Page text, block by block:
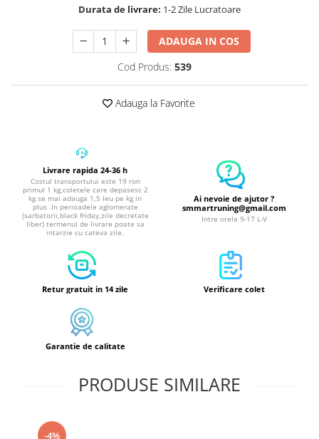
Polizoare&Flexuri
Rotopercutoare
Electrocasnice
Gard Electric
Hidrofoare
Casa Gradina Bricolaj
Jucarii Exterior
Aparat de Spalat
Corturi Pavilioane
Aparate De Sudura si Accesorii
Aparate de Sudura
Durata de livrare: 1-2 Zile Lucratoare
ADAUGA IN COS
Cod Produs: 539
Adauga la Favorite
Livrare rapida 24-36 h
Costul transportului este 19 ron
primul 1 kg,coletele care depasesc 2
kg se mai adauga 1,5 leu pe kg in
plus .In perioadele aglomerate
(sarbatorii,black friday,zile decretate
liber) termenul de livrare poate sa
intarzie cu cateva zile.
Ai nevoie de ajutor ?
smmartruning@gmail.com
Intre orele 9-17 L-V
Retur gratuit in 14 zile Verificare colet
Garantie de calitate
PRODUSE SIMILARE
-4%